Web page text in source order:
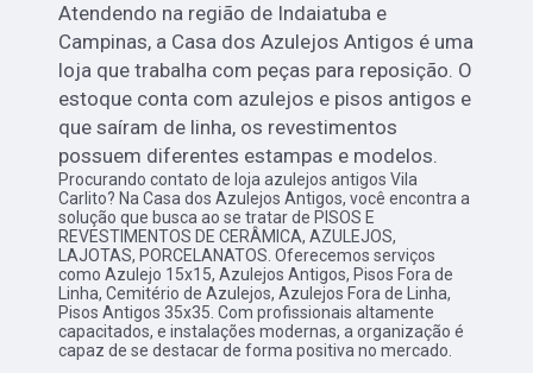
Atendendo na região de Indaiatuba e
Campinas, a Casa dos Azulejos Antigos é uma
loja que trabalha com peças para reposição. O
estoque conta com azulejos e pisos antigos e
que saíram de linha, os revestimentos
possuem diferentes estampas e modelos.
Procurando contato de loja azulejos antigos Vila
Carlito? Na Casa dos Azulejos Antigos, você encontra a
solução que busca ao se tratar de PISOS E
REVESTIMENTOS DE CERÂMICA, AZULEJOS,
LAJOTAS, PORCELANATOS. Oferecemos serviços
como Azulejo 15x15, Azulejos Antigos, Pisos Fora de
Linha, Cemitério de Azulejos, Azulejos Fora de Linha,
Pisos Antigos 35x35. Com profissionais altamente
capacitados, e instalações modernas, a organização é
capaz de se destacar de forma positiva no mercado.